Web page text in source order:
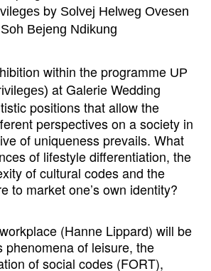
by Solvej Helweg Ovesen
Bejeng Ndikung
within the programme UP
at Galerie Wedding
positions that allow the
perspectives on a society in
of uniqueness prevails. What
of lifestyle differentiation, the
of cultural codes and the
to market one’s own identity?
(Hanne Lippard) will be
phenomena of leisure, the
of social codes (FORT),